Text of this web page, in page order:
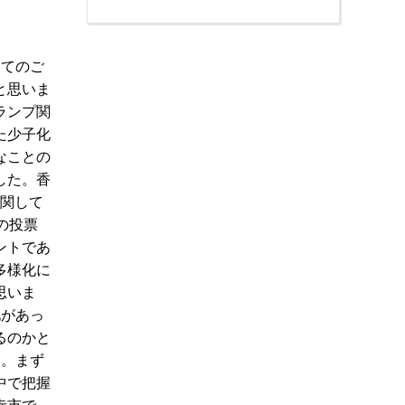
のご
思いま
ンプ関
少子化
ことの
た。香
して
投票
トであ
様化に
いま
あっ
のかと
まず
で把握